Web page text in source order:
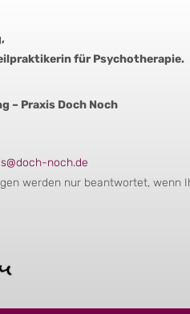
für Psychotherapie.
– Praxis Doch Noch
noch.de
werden nur beantwortet, wenn